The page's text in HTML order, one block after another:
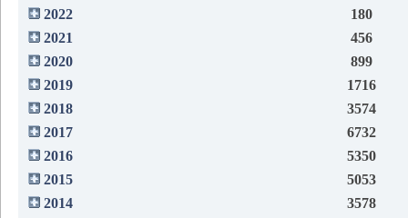
2022
180
2021
456
2020
899
2019
1716
2018
3574
2017
6732
2016
5350
2015
5053
2014
3578